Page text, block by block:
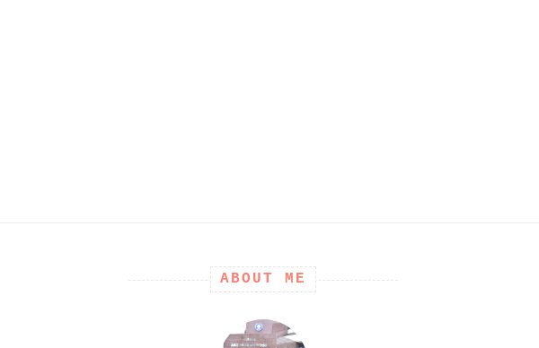
ABOUT ME